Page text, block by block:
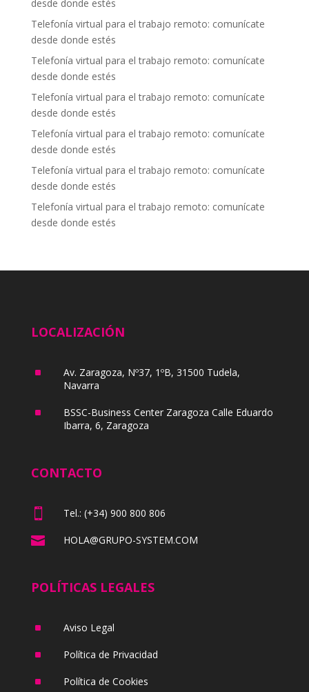
desde donde estés
Telefonía virtual para el trabajo remoto: comunícate
desde donde estés
Telefonía virtual para el trabajo remoto: comunícate
desde donde estés
Telefonía virtual para el trabajo remoto: comunícate
desde donde estés
Telefonía virtual para el trabajo remoto: comunícate
desde donde estés
Telefonía virtual para el trabajo remoto: comunícate
desde donde estés
Telefonía virtual para el trabajo remoto: comunícate
desde donde estés
LOCALIZACIÓN
^
Av. Zaragoza, Nº37, 1ºB, 31500 Tudela,
Navarra
^
BSSC-Business Center Zaragoza Calle Eduardo
Ibarra, 6, Zaragoza
CONTACTO
 Tel.: (+34) 900 800 806
 HOLA@GRUPO-SYSTEM.COM
POLÍTICAS LEGALES
^ Aviso Legal
^ Política de Privacidad
^ Política de Cookies